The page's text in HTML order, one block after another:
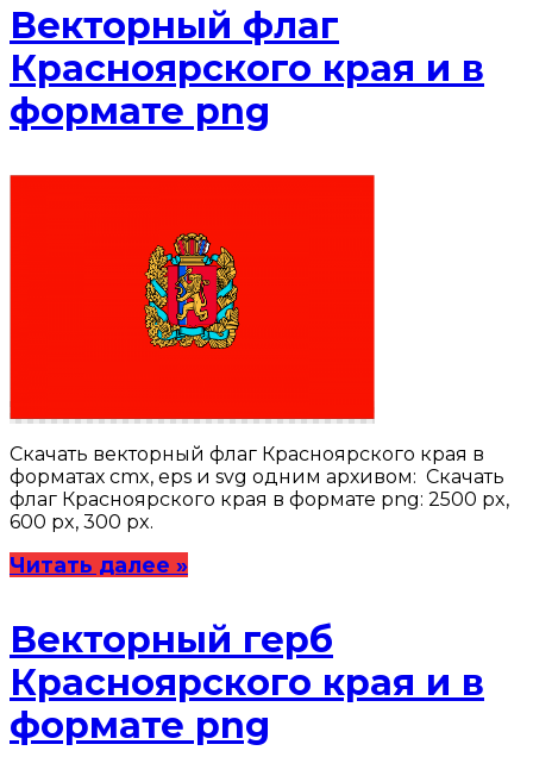
Векторный флаг
Красноярского края и в
формате png
Скачать векторный флаг Красноярского края в
форматах cmx, eps и svg одним архивом: Скачать
флаг Красноярского края в формате png: 2500 px,
600 px, 300 px.
Читать далее »
Векторный герб
Красноярского края и в
формате png